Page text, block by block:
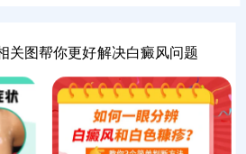
，维持疗效连贯;可搭配对症药物进
综合治疗，双管齐下，提升疗效，
快肤色还原。
关图帮你更好解决白癜风问题